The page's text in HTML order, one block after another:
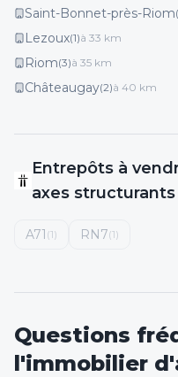
Saint-Bonnet-près-Riom(
Lezoux(1)à 33 km
Riom(3)à 35 km
Châteaugay(2)à 40 km
Entrepôts à
axes structurants
A71 (1) RN7(1)
Questions
l'immobilier